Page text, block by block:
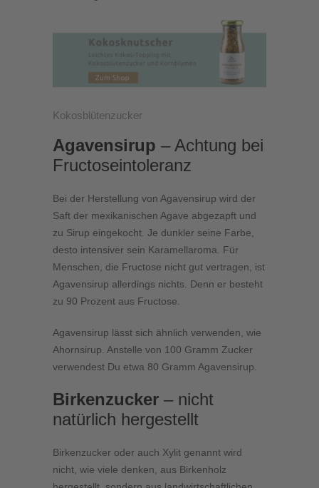
Kokosblütenzucker
Agavensirup – Achtung bei
Fructoseintoleranz
Bei der Herstellung von Agavensirup wird der
Saft der mexikanischen Agave abgezapft und
zu Sirup eingekocht. Je dunkler seine Farbe,
desto intensiver sein Karamellaroma. Für
Menschen, die Fructose nicht gut vertragen, ist
Agavensirup allerdings nichts. Denn er besteht
zu 90 Prozent aus Fructose.
Agavensirup lässt sich ähnlich verwenden, wie
Ahornsirup. Anstelle von 100 Gramm Zucker
verwendest Du etwa 80 Gramm Agavensirup.
Birkenzucker – nicht
natürlich hergestellt
Birkenzucker oder auch Xylit genannt wird
nicht, wie viele denken, aus Birkenholz